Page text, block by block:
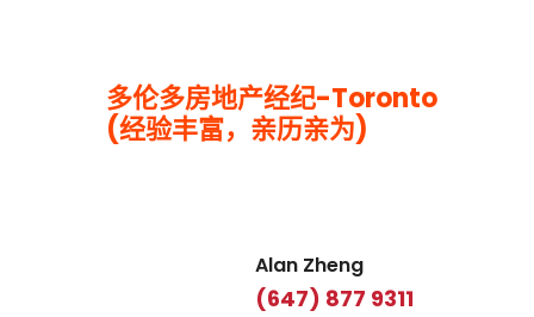
Leaflet |© OpenStreetMapcontributors
多伦多房地产经纪-Toronto
(经验丰富，亲历亲为)
Alan Zheng
(647) 877 9311